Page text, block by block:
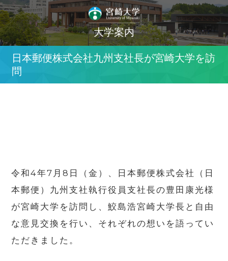
大学案内
日本郵便株式会社九州支社長が宮崎大学を訪
問
令和4年7月8日（金）、日本郵便株式会社（日
本郵便）九州支社執行役員支社長の豊田康光様
が宮崎大学を訪問し、鮫島浩宮崎大学長と自由
な意見交換を行い、それぞれの想いを語ってい
ただきました。